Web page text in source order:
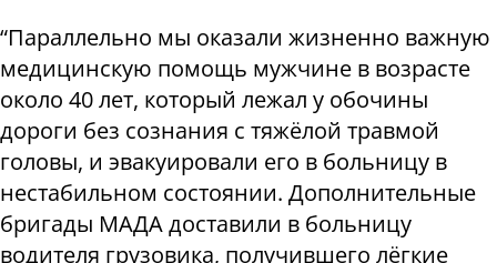
“Параллельно мы оказали жизненно важную
медицинскую помощь мужчине в возрасте
около 40 лет, который лежал у обочины
дороги без сознания с тяжёлой травмой
головы, и эвакуировали его в больницу в
нестабильном состоянии. Дополнительные
бригады МАДА доставили в больницу
водителя грузовика, получившего лёгкие